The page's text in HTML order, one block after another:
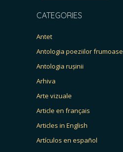
CATEGORIES
Antet
Antologia poeziilor frumoase
Antologia rușinii
Arhiva
Arte vizuale
Article en français
Articles in English
Artículos en español